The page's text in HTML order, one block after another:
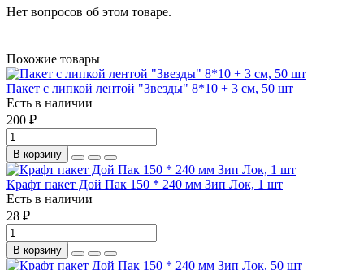
Нет вопросов об этом товаре.
Похожие товары
Пакет с липкой лентой "Звезды" 8*10 + 3 см, 50 шт
Есть в наличии
200 ₽
В корзину
Крафт пакет Дой Пак 150 * 240 мм Зип Лок, 1 шт
Есть в наличии
28 ₽
В корзину